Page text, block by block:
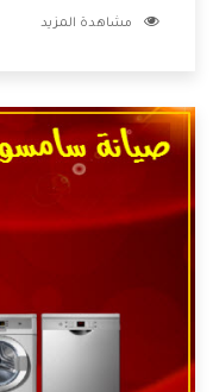
المنتجات دون اى ازعاج
مشاهدة المزيد